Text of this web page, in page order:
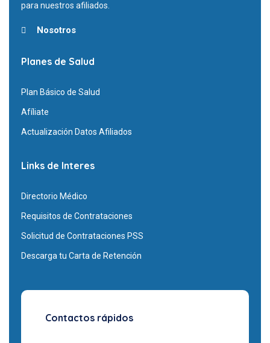
para nuestros afiliados.
Nosotros
Planes de Salud
Plan Básico de Salud
Afíliate
Actualización Datos Afiliados
Links de Interes
Directorio Médico
Requisitos de Contrataciones
Solicitud de Contrataciones PSS
Descarga tu Carta de Retención
Contactos rápidos